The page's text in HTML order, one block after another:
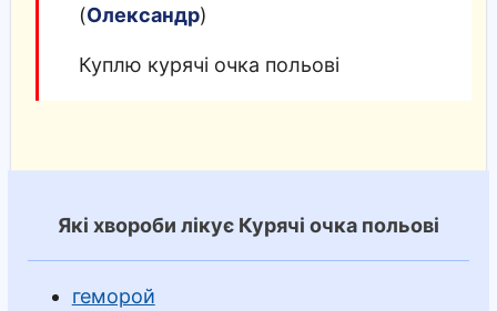
(Олександр)
Куплю курячі очка польові
Які хвороби лікує Курячі очка польові
геморой